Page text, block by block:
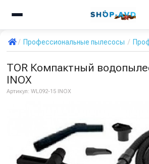
Профессиональные пылесосы
TOR Компактный
INOX
Артикул: WL092-15 INOX